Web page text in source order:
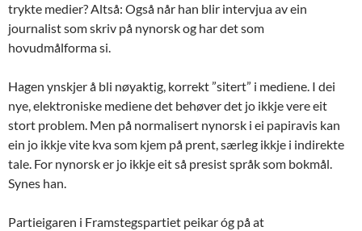
trykte medier? Altså: Også når han blir intervjua av ein
journalist som skriv på nynorsk og har det som
hovudmålforma si.
Hagen ynskjer å bli nøyaktig, korrekt ”sitert” i mediene. I dei
nye, elektroniske mediene det behøver det jo ikkje vere eit
stort problem. Men på normalisert nynorsk i ei papiravis kan
ein jo ikkje vite kva som kjem på prent, særleg ikkje i indirekte
tale. For nynorsk er jo ikkje eit så presist språk som bokmål.
Synes han.
Partieigaren i Framstegspartiet peikar óg på at